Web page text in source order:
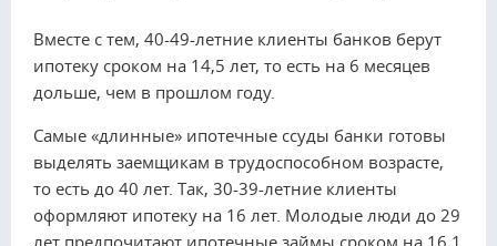
Вместе с тем, 40-49-летние клиенты банков берут
ипотеку сроком на 14,5 лет, то есть на 6 месяцев
дольше, чем в прошлом году.
Самые «длинные» ипотечные ссуды банки готовы
выделять заемщикам в трудоспособном возрасте,
то есть до 40 лет. Так, 30-39-летние клиенты
оформляют ипотеку на 16 лет. Молодые люди до 29
лет предпочитают ипотечные займы сроком на 16,1